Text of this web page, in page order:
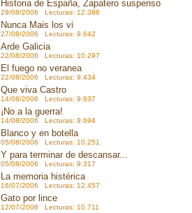
Historia de España, Zapatero suspenso
29/08/2006 Lecturas: 12.386
Nunca Mais los vi
27/08/2006 Lecturas: 9.642
Arde Galicia
22/08/2006 Lecturas: 10.297
El fuego no veranea
22/08/2006 Lecturas: 9.434
Que viva Castro
14/08/2006 Lecturas: 9.837
¡No a la guerra!
14/08/2006 Lecturas: 9.694
Blanco y en botella
05/08/2006 Lecturas: 10.251
Y para terminar de descansar...
05/08/2006 Lecturas: 9.317
La memoria histérica
16/07/2006 Lecturas: 12.457
Gato por lince
12/07/2006 Lecturas: 10.711